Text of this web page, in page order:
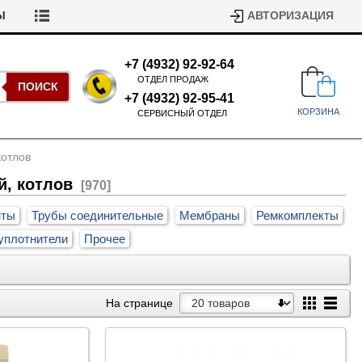
АВТОРИЗАЦИЯ
ПОИСК
+7 (4932) 92-92-64
ОТДЕЛ ПРОДАЖ
+7 (4932) 92-95-41
СЕРВИСНЫЙ ОТДЕЛ КОРЗИНА
Ремни для сушильных машин
Испарители, конденсаторы для
холодильников
котлов [970]
Трубы соединительные Мембраны
Ремкомплекты
Прочее
На странице